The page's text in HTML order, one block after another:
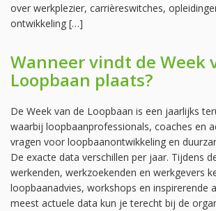
over werkplezier, carrièreswitches,
ontwikkeling […]
Wanneer vindt de Week
Loopbaan plaats?
De Week van de Loopbaan is een jaarlijks
waarbij loopbaanprofessionals, coaches en
vragen voor loopbaanontwikkeling en
De exacte data verschillen per jaar. Tijdens
werkenden, werkzoekenden en werkgevers
loopbaanadvies, workshops en inspirerende
meest actuele data kun je terecht bij de